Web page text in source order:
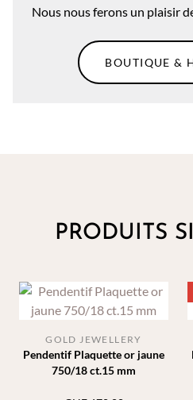
Nous nous ferons un plaisir
BOUTIQUE &
PRODUITS
Pendentif Plaquette or jaune
750/18 ct.15 mm
GOLD JEWELLERY